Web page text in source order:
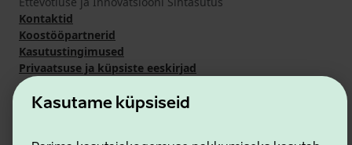
Kasutame küpsiseid
Kontaktid
Koostööpartnerid
Kasutustingimused
Privaatsuse ja küpsiste eeskirjad